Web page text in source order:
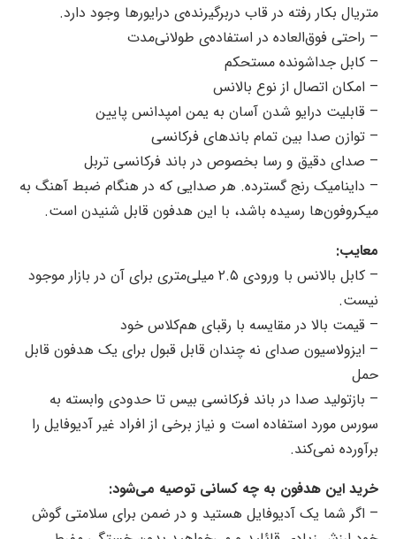
متریال بکار رفته در قاب دربرگیرنده‌ی درایورها وجود دارد.
– راحتی فوق‌العاده در استفاده‌ی طولانی‌مدت
– کابل جداشونده مستحکم
– امکان اتصال از نوع بالانس
– قابلیت درایو شدن آسان به یمن امپدانس پایین
– توازن صدا بین تمام باندهای فرکانسی
– صدای دقیق و رسا بخصوص در باند فرکانسی تربل
– داینامیک رنج گسترده. هر صدایی که در هنگام ضبط آهنگ به
میکروفون‌ها رسیده باشد، با این هدفون قابل شنیدن است.
معایب:
– کابل بالانس با ورودی ۲.۵ میلی‌متری برای آن در بازار موجود
نیست.
– قیمت بالا در مقایسه با رقبای هم‌کلاس خود
– ایزولاسیون صدای نه چندان قابل قبول برای یک هدفون قابل
حمل
– بازتولید صدا در باند فرکانسی بیس تا حدودی وابسته به
سورس مورد استفاده است و نیاز برخی از افراد غیر آدیوفایل را
برآورده نمی‌کند.
خرید این هدفون به چه کسانی توصیه می‌شود:
– اگر شما یک آدیوفایل هستید و در ضمن برای سلامتی گوش